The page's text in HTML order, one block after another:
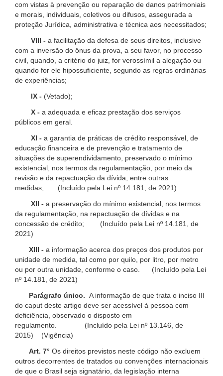
com vistas à prevenção ou reparação de danos patrimoniais
e morais, individuais, coletivos ou difusos, assegurada a
proteção Jurídica, administrativa e técnica aos necessitados;
VIII - a facilitação da defesa de seus direitos, inclusive
com a inversão do ônus da prova, a seu favor, no processo
civil, quando, a critério do juiz, for verossímil a alegação ou
quando for ele hipossuficiente, segundo as regras ordinárias
de experiências;
IX - (Vetado);
X - a adequada e eficaz prestação dos serviços
públicos em geral.
XI - a garantia de práticas de crédito responsável, de
educação financeira e de prevenção e tratamento de
situações de superendividamento, preservado o mínimo
existencial, nos termos da regulamentação, por meio da
revisão e da repactuação da dívida, entre outras
medidas; (Incluído pela Lei nº 14.181, de 2021)
XII - a preservação do mínimo existencial, nos termos
da regulamentação, na repactuação de dívidas e na
concessão de crédito; (Incluído pela Lei nº 14.181, de
2021)
XIII - a informação acerca dos preços dos produtos por
unidade de medida, tal como por quilo, por litro, por metro
ou por outra unidade, conforme o caso. (Incluído pela Lei
nº 14.181, de 2021)
Parágrafo único. A informação de que trata o inciso III
do caput deste artigo deve ser acessível à pessoa com
deficiência, observado o disposto em
regulamento. (Incluído pela Lei nº 13.146, de
2015) (Vigência)
Art. 7° Os direitos previstos neste código não excluem
outros decorrentes de tratados ou convenções internacionais
de que o Brasil seja signatário, da legislação interna